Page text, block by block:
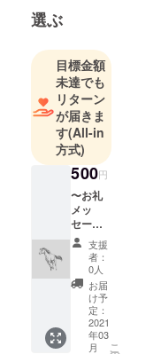
選ぶ
目標金額
未達でも
リターン
が届きま
す(All-in
方式)
500円
〜お礼
メッ
セー
ジ〜 感
謝の気
持ちを
込めて
メール
にて
メッ
セージ
支援
者：
0人
お届
け予
定：
2021
年03
月
こ